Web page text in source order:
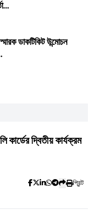
ডাকটিকিট উন্মোচন
দ্বিতীয় কার্যক্রম
প্রিন্ট